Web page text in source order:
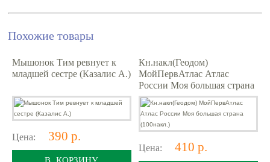
Похожие товары
Мышонок Тим ревнует к
младшей сестре (Казалис А.)
Цена: 390 р.
В КОРЗИНУ
Кн.накл(Геодом)
МойПервАтлас Атлас
России Моя большая страна
(100накл.)
Цена: 410 р.